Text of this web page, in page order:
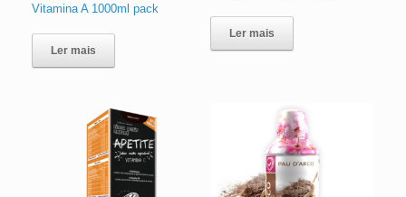
Vitamina A 1000ml pack
Ler mais
Ler mais